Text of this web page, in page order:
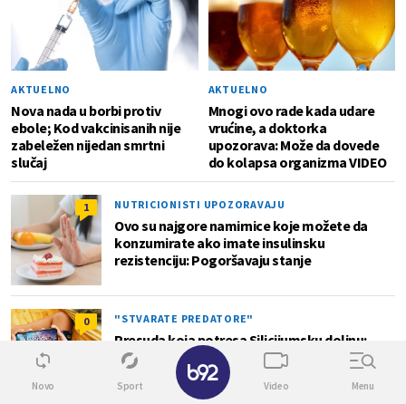
AKTUELNO
Nova nada u borbi protiv
ebole; Kod vakcinisanih nije
zabeležen nijedan smrtni
slučaj
AKTUELNO
Mnogi ovo rade kada udare
vrućine, a doktorka
upozorava: Može da dovede
do kolapsa organizma VIDEO
1 NUTRICIONISTI UPOZORAVAJU
Ovo su najgore namirnice koje možete da
konzumirate ako imate insulinsku
rezistenciju: Pogoršavaju stanje
0 "STVARATE PREDATORE"
Presuda koja potresa Silicijumsku dolinu:
Žestoka kazna zbog uticaja na mentalno
zdravlje dece
Novo Sport Video Menu
✕